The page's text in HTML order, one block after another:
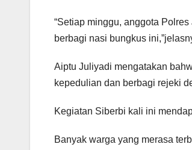
“Setiap minggu, anggota
berbagi nasi bungkus
Aiptu Juliyadi mengatakan
kepedulian dan berbagi rejeki
Kegiatan Siberbi kali ini
Banyak warga yang merasa